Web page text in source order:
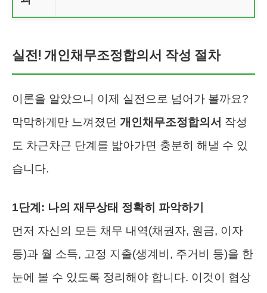
실전! 개인채무조정합의서 작성 절차
이론을 알았으니 이제 실전으로 넘어가 볼까요?
막막하게만 느껴졌던 개인채무조정합의서 작성
도 차근차근 단계를 밟아가면 충분히 해낼 수 있
습니다.
1단계: 나의 재무상태 정확히 파악하기
먼저 자신의 모든 채무 내역(채권자, 원금, 이자
등)과 월 소득, 고정 지출(생계비, 주거비 등)을 한
눈에 볼 수 있도록 정리해야 합니다. 이것이 협상